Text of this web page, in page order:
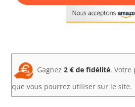
Gagnez 2 € de fidélité. Votre
que vous pourrez utiliser sur le site.